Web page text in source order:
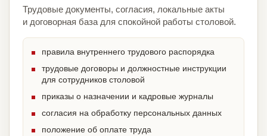
Трудовые документы, согласия, локальные акты
и договорная база для спокойной работы столовой.
правила внутреннего трудового распорядка
трудовые договоры и должностные инструкции
для сотрудников столовой
приказы о назначении и кадровые журналы
согласия на обработку персональных данных
положение об оплате труда